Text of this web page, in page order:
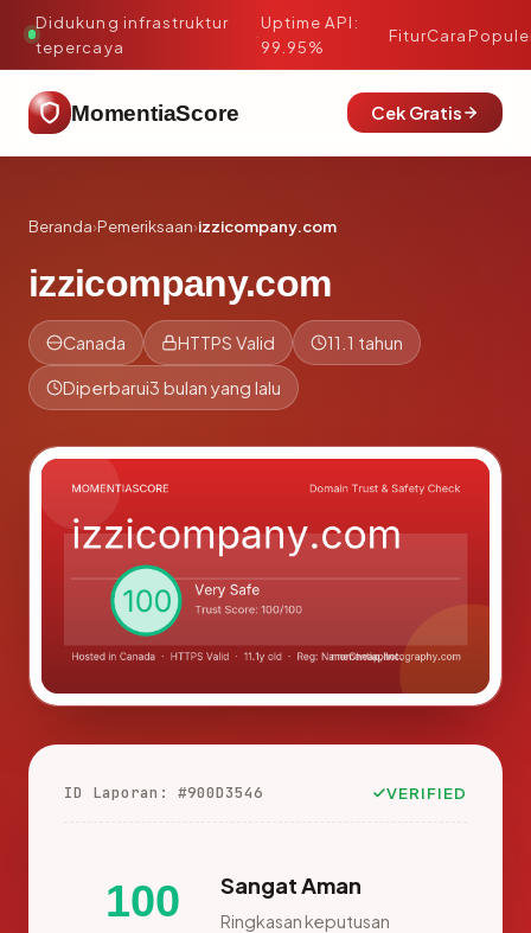
Didukung infrastruktur
tepercaya
·
Uptime API:
99.95%
FiturCara
MomentiaScore Cek Gratis
Beranda›Pemeriksaan›izzicompany.com
izzicompany.com
Canada HTTPS Valid 11.1 tahun
Diperbarui3 bulan yang lalu
ID Laporan: #900D3546 VERIFIED
100 Sangat Aman
Ringkasan keputusan